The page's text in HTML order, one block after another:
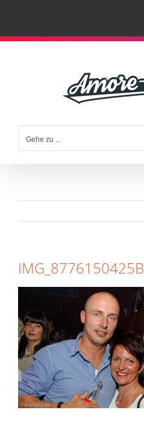
Zum
Gehe zu ...
IMG_8776150425B